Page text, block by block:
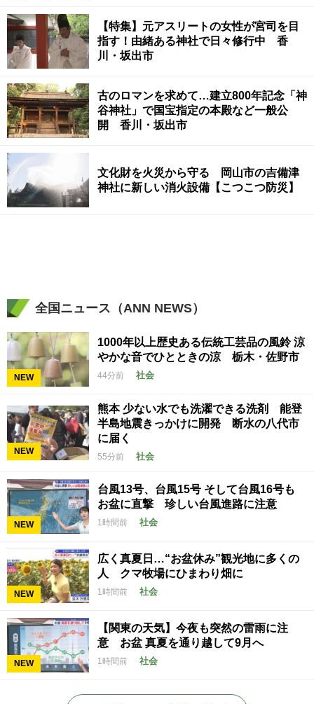
【特集】元アスリートの女性が宮司を目
指す！由緒ある神社で日々修行中 香
川・坂出市
古のロマンを求めて…建立800年記念「神
谷神社」で国宝指定の本殿など一般公
開 香川・坂出市
文化財を火災から守る 岡山市の吉備津
神社に新しい消火設備【こつこつ防災】
全国ニュース（ANN NEWS）
NEW
1000年以上歴史ある伝統工芸品の風鈴 涼
やかな音でひとときの涼 栃木・佐野市
44分前 社会
NEW
熊本 少ない水でも洗濯できる洗剤 能登
半島地震きっかけに開発 断水の八代市
に届く
55分前 社会
NEW
台風13号、台風15号 そして台風16号も
お盆に直撃 珍しい台風進路に注意
1時間前 社会
NEW
広く真夏日…“お盆休み”観光地に多くの
人 クマ牧場にひまわり畑に
1時間前 社会
NEW
【関東の天気】今夜も突然の雷雨に注
意 お盆 真夏を通り越して9月へ
1時間前 社会